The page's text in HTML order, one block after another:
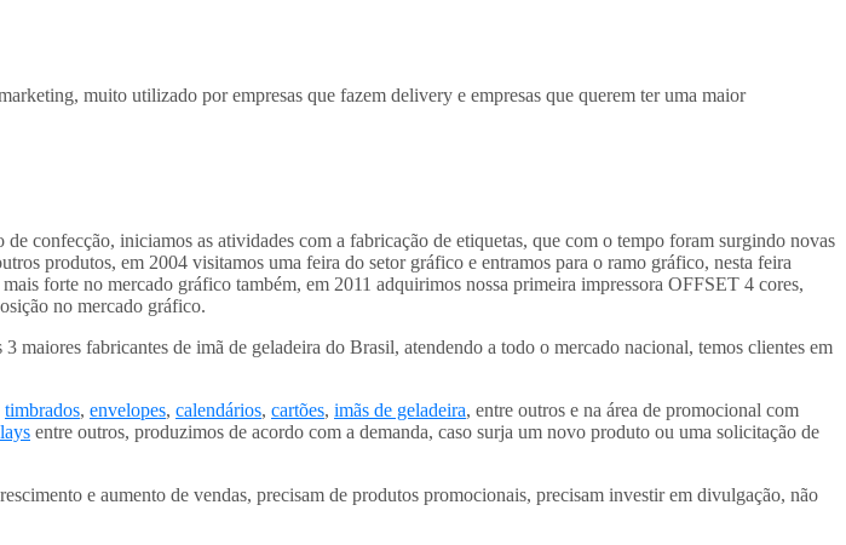
muito utilizado por empresas que fazem delivery e empresas que querem ter uma maior
confecção, iniciamos as atividades com a fabricação de etiquetas, que com o tempo foram surgindo novas
produtos, em 2004 visitamos uma feira do setor gráfico e entramos para o ramo gráfico, nesta feira
forte no mercado gráfico também, em 2011 adquirimos nossa primeira impressora OFFSET 4 cores,
no mercado gráfico.
fabricantes de imã de geladeira do Brasil, atendendo a todo o mercado nacional, temos clientes em
timbrados, envelopes, calendários, cartões, imãs de geladeira, entre outros e na área de promocional com
entre outros, produzimos de acordo com a demanda, caso surja um novo produto ou uma solicitação de
e aumento de vendas, precisam de produtos promocionais, precisam investir em divulgação, não